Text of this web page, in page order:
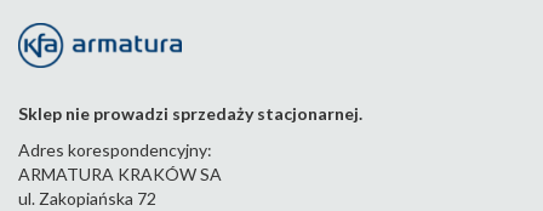
Sklep nie prowadzi sprzedaży stacjonarnej.
Adres korespondencyjny:
ARMATURA KRAKÓW SA
ul. Zakopiańska 72